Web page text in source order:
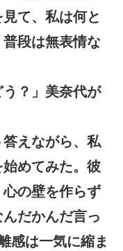
て、私は何と
段は無表情な
う？」美奈代が
答えながら、私
めてみた。彼
の壁を作らず
だかんだ言っ
感は一気に縮ま